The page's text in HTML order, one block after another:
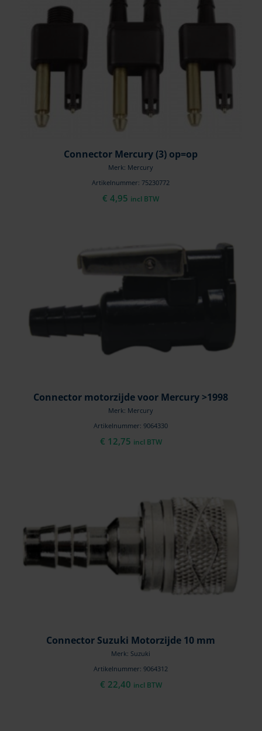
Connector Mercury (3) op=op
Merk: Mercury
Artikelnummer: 75230772
€ 4,95 incl BTW
Connector motorzijde voor Mercury >1998
Merk: Mercury
Artikelnummer: 9064330
€ 12,75 incl BTW
Connector Suzuki Motorzijde 10 mm
Merk: Suzuki
Artikelnummer: 9064312
€ 22,40 incl BTW